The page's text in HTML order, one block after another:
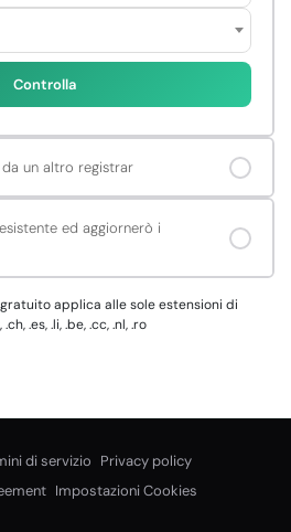
Controlla
un altro registrar
ed aggiornerò i
applica alle sole estensioni di
.es, .li, .be, .cc, .nl, .ro
di servizio Privacy policy
Impostazioni Cookies